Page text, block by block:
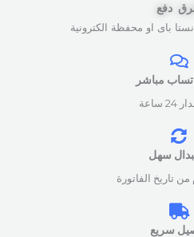
دفع
باى او محفظة الكترونية
مباشر
ساعة
سهل
سريع